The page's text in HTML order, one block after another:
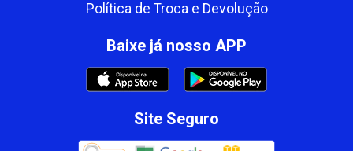
Política de Troca e Devolução
Baixe já nosso APP
Site Seguro